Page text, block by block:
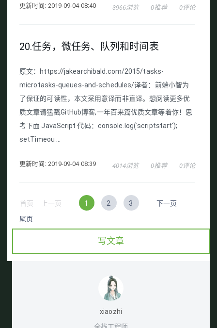
更新时间: 2019-09-04 08:40 3966浏览 0推荐 0评论
20.任务，微任务、队列和时间表
原文：https://jakearchibald.com/2015/tasks-
microtasks-queues-and-schedules/译者：前端小智为
了保证的可读性，本文采用意译而非直译。想阅读更多优
质文章请猛戳GitHub博客,一年百来篇优质文章等着你！思
考下面 JavaScript 代码：console.log('scriptstart');
setTimeou ...
更新时间: 2019-09-04 08:39 4014浏览 0推荐 0评论
首页 上一页 1 2 3
下一页
尾页
写文章
xiaozhi
全栈工程师